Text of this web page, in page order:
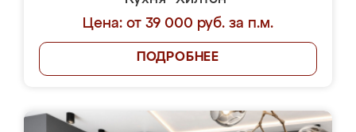
Цена: от 39 000 руб. за п.м.
ПОДРОБНЕЕ